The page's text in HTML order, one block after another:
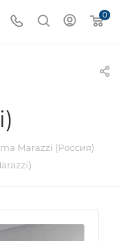
0
Marazzi (Россия)